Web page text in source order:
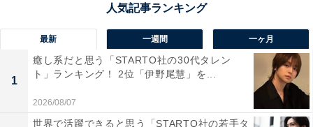
最新 一週間 一ヶ月
1
癒し系だと思う「STARTO社の30代タレン
ト」ランキング！ 2位「伊野尾慧」を...
2026/08/07
世界で活躍できると思う「STARTO社の若手タ